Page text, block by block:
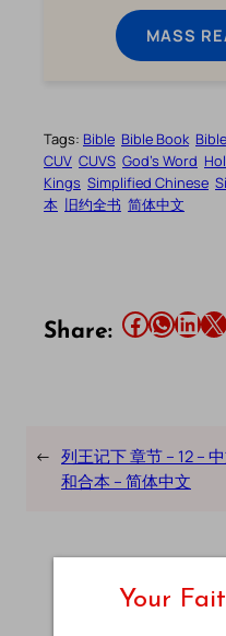
MASS
Tags: Bible Bible Book
CUV CUVS God’s Word
Kings Simplified Chinese
本 旧约全书 简体中文
Share: Share this article on Facebook Share this article on WhatsApp Share this article on LinkedIn Share this article on X
← 列王记下 章节 – 12 –
和合本 – 简体中文
Your